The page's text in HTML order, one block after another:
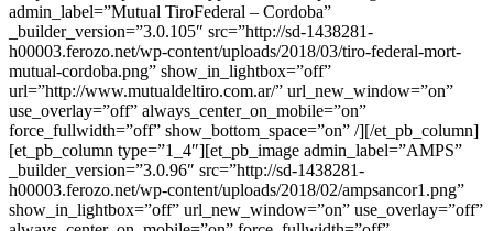
admin_label=”Mutual TiroFederal – Cordoba”
_builder_version=”3.0.105″ src=”http://sd-1438281-
h00003.ferozo.net/wp-content/uploads/2018/03/tiro-federal-mort-
mutual-cordoba.png” show_in_lightbox=”off”
url=”http://www.mutualdeltiro.com.ar/” url_new_window=”on”
use_overlay=”off” always_center_on_mobile=”on”
force_fullwidth=”off” show_bottom_space=”on” /][/et_pb_column]
[et_pb_column type=”1_4″][et_pb_image admin_label=”AMPS”
_builder_version=”3.0.96″ src=”http://sd-1438281-
h00003.ferozo.net/wp-content/uploads/2018/02/ampsancor1.png”
show_in_lightbox=”off” url_new_window=”on” use_overlay=”off”